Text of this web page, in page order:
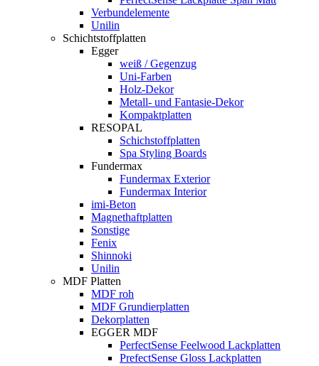
Verbundelemente
Unilin
Schichtstoffplatten
Egger
weiß / Gegenzug
Uni-Farben
Holz-Dekor
Metall- und Fantasie-Dekor
Kompaktplatten
RESOPAL
Schichstoffplatten
Spa Styling Boards
Fundermax
Fundermax Exterior
Fundermax Interior
imi-Beton
Magnethaftplatten
Sonstige
Fenix
Shinnoki
Unilin
MDF Platten
MDF roh
MDF Grundierplatten
Dekorplatten
EGGER MDF
PerfectSense Feelwood Lackplatten
PrefectSense Gloss Lackplatten